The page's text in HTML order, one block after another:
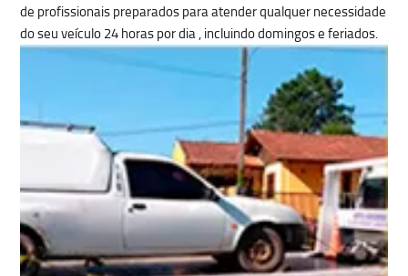
de profissionais preparados para atender qualquernecessidade
do seu veículo 24 horas por dia, incluindo domingos e feriados.